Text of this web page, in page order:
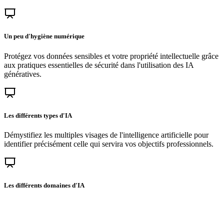
Un peu d'hygiène numérique
Protégez vos données sensibles et votre propriété intellectuelle grâce
aux pratiques essentielles de sécurité dans l'utilisation des IA
génératives.
Les différents types d'IA
Démystifiez les multiples visages de l'intelligence artificielle pour
identifier précisément celle qui servira vos objectifs professionnels.
Les différents domaines d'IA